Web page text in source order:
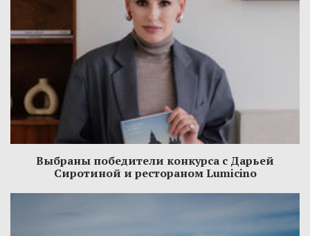
Выбраны победители конкурса с Дарьей
Сиротиной и рестораном Lumicino